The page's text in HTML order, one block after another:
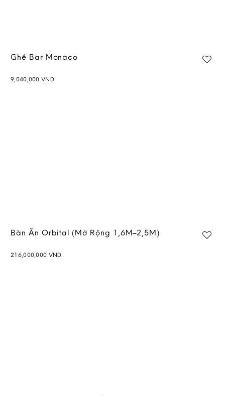
Ghế Bar Monaco
9,040,000 VND
Bàn Ăn Orbital (Mở Rộng 1,6M–2,5M)
216,000,000 VND